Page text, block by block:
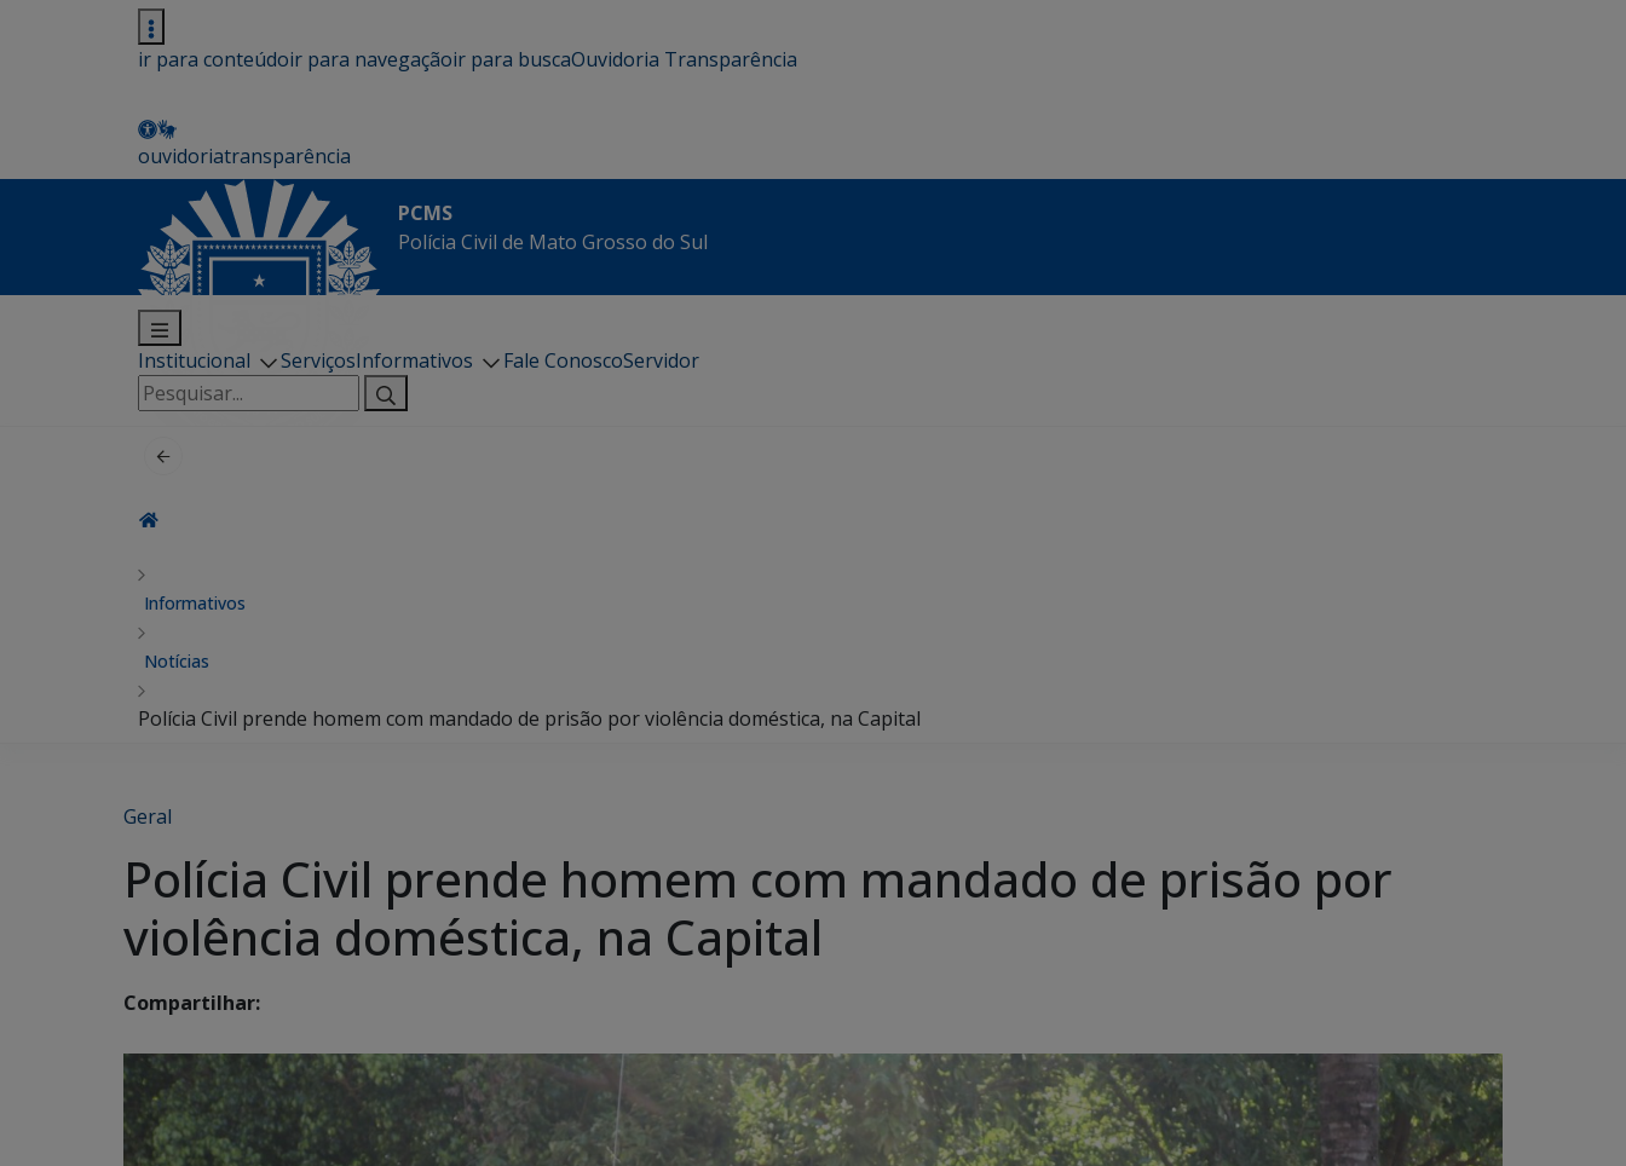
ir para conteúdoir para navegaçãoir para buscaOuvidoria Transparência
ouvidoriatransparência
PCMS
Polícia Civil de Mato Grosso do Sul
Institucional ServiçosInformativos Fale ConoscoServidor
Pesquisar
por:
Informativos
Notícias
Polícia Civil prende homem com mandado de prisão por violência doméstica, na Capital
Geral
Polícia Civil prende homem com mandado de prisão por
violência doméstica, na Capital
Compartilhar: